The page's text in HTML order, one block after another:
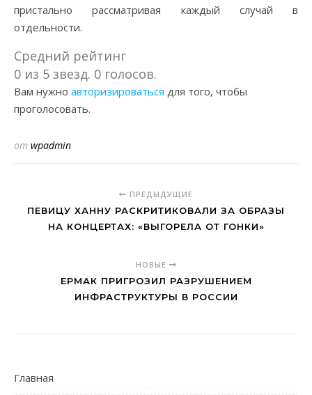
пристально рассматривая каждый случай в
отдельности.
Средний рейтинг
0 из 5 звезд. 0 голосов.
Вам нужно авторизироваться для того, чтобы
проголосовать.
от wpadmin
ПРЕДЫДУЩИЕ
ПЕВИЦУ ХАННУ РАСКРИТИКОВАЛИ ЗА ОБРАЗЫ
НА КОНЦЕРТАХ: «ВЫГОРЕЛА ОТ ГОНКИ»
НОВЫЕ
ЕРМАК ПРИГРОЗИЛ РАЗРУШЕНИЕМ
ИНФРАСТРУКТУРЫ В РОССИИ
Главная